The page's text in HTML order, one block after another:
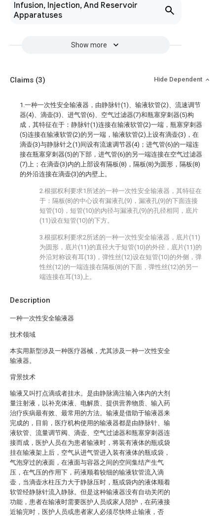
Infusion, Injection, And Reservoir
Apparatuses
Show more
Description
一种一次性安全输液器
技术领域
本实用新型涉及一种医疗器械，尤其涉及一种一次性安全
输液器。
背景技术
输液又叫打点滴或者挂水。是由静脉滴注输入体内的大剂
量注射液，以补充体液、电解质、提供营养物质、输入药
治疗疾病最有效、最常用的方法。输液是借助于输液器来
完成的，目前，医疗机构使用的输液器都是由静脉针、输
液软管、流量调节阀、滴壶、空气过滤器和瓶塞穿刺器连
接而成，医护人员在为患者输液时，将装有液体的瓶或袋
挂在输液架上后，空气从进气管进入装有液体的瓶或袋，
气泡穿过的液面，在液面与容器之间的空间集结产生气
压，在气压的作用下，药液顺着较细的输液软管流入滴
壶，当滴壶水柱压力大于静脉压时，瓶或袋内的液体顺着
软管经静脉针流入静脉。但是这种输液器没有自动关闭的
功能，患者在输液时需要医护人员或家人陪护，在药液接
近输完时，医护人员或患者家人必须尽快终止输液，否
Claims (3) Hide Dependent
1.一种一次性安全输液器，由静脉针(1)、输液软管(2)、流速调节
器(4)、滴壶(3)、进气管(6)、空气过滤器(7)和瓶塞穿刺器(5)构
成，其特征在于：静脉针(1)连接在输液软管(2)一端，瓶塞穿刺器
(5)连接在输液软管(2)的另一端，输液软管(2)上设有滴壶(3)，在
滴壶(3)与静脉针之(1)间设有流速调节器(4)；进气管(6)的一端连
接在瓶塞穿刺器(5)的下部，进气管(6)的另一端连接在空气过滤器
(7)上；在滴壶(3)内的上部设有隔板(8)，隔板(8)为圆形，隔板(8)
的外沿连接在滴壶(3)的内壁上。
2.根据权利要求1所述的一种一次性安全输液器，其特征在
于：隔板(8)的中心设有漏液孔(9)，漏液孔(9)的下面连接
短管(10)，短管(10)的内径与漏液孔(9)的孔径相同，底片
(11)设在短管(10)的下方。
3.根据权利要求2所述的一种一次性安全输液器，底片(11)
为圆形，底片(11)的直径大于短管(10)的外径，底片(11)的
外沿对称设有耳(13)，弹性丝(12)设在短管(10)的外侧，弹
性丝(12)的一端连接在隔板(8)的下面，弹性丝(12)的另一
端连接在耳(13)上。